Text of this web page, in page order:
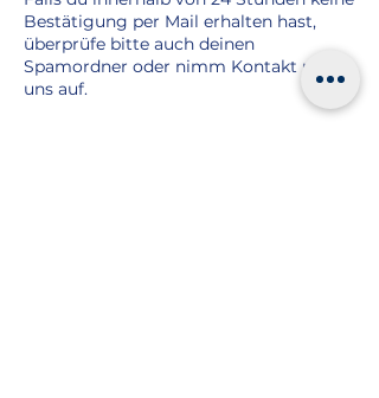
Bestätigung per Mail erhalten hast,
überprüfe bitte auch deinen
Spamordner oder nimm Kontakt mit
uns auf.